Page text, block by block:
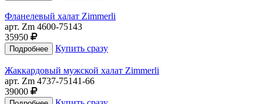
Фланелевый халат Zimmerli
арт. Zm 4600-75143
35950
Купить сразу
Жаккардовый мужской халат Zimmerli
арт. Zm 4737-75141-66
39000